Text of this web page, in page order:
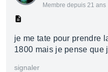
Membre depuis 21 ans
je me tate pour prendre
1800 mais je pense que
signaler